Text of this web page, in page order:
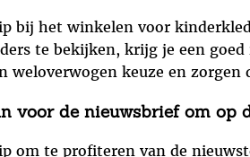
bij het winkelen voor
te bekijken, krijg je een
weloverwogen keuze en
voor de nieuwsbrief om
om te profiteren van de